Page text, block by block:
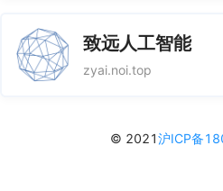
致远人工智能
zyai.noi.top
© 2021沪ICP备